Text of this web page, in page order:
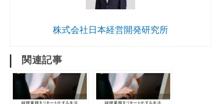
株式会社日本経営開発研究所
関連記事